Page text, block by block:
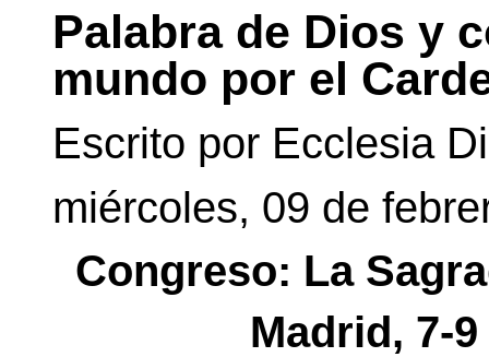
Palabra de Dios y
mundo por el
Escrito por Ecclesia
miércoles, 09 de
Congreso: La
Madrid, 7-